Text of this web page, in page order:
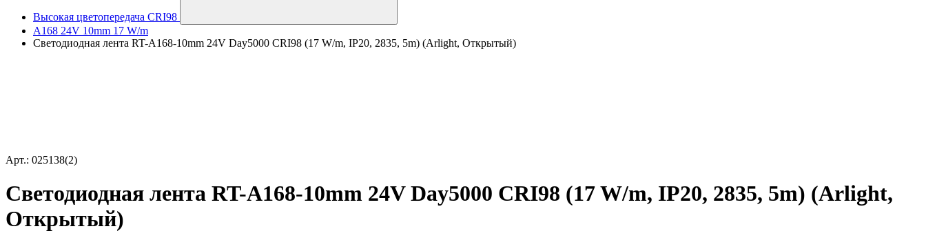
Высокая цветопередача CRI98
A168 24V 10mm 17 W/m
Светодиодная лента RT-A168-10mm 24V Day5000 CRI98 (17 W/m, IP20, 2835, 5m) (Arlight, Открытый)
Арт.: 025138(2)
Светодиодная лента RT-A168-10mm 24V Day5000 CRI98 (17 W/m, IP20, 2835, 5m) (Arlight,
Открытый)